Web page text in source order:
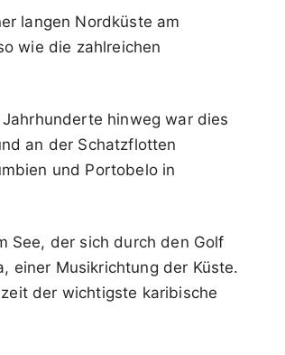
langen Nordküste am
wie die zahlreichen
hinweg war dies
an der Schatzflotten
und Portobelo in
See, der sich durch den Golf
einer Musikrichtung der Küste.
der wichtigste karibische